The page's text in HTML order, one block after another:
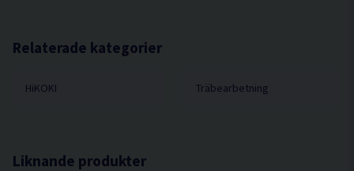
Relaterade kategorier
HiKOKI Träbearbetning
Liknande produkter